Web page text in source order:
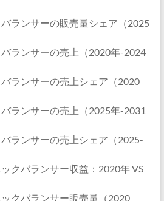
ランサーの販売量シェア（2025
ランサーの売上（2020年-2024
ランサーの売上シェア（2020
ランサーの売上（2025年-2031
ランサーの売上シェア（2025-
クバランサー収益：2020年 VS
クバランサー販売量（2020